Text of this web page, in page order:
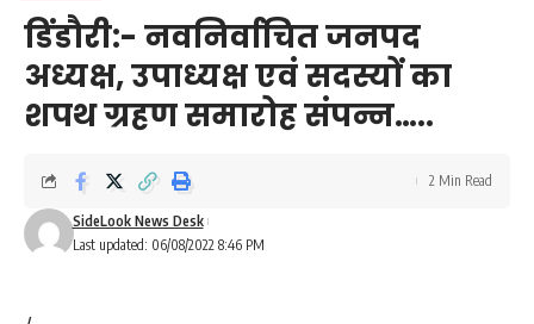
डिंडौरी:- नवनिर्वाचित जनपद
अध्यक्ष, उपाध्यक्ष एवं सदस्यों का
शपथ ग्रहण समारोह संपन्न…..
Last updated: 06/08/2022 8:46 PM
SideLook News Desk
2 Min Read